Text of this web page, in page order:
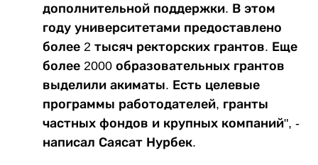
дополнительной поддержки. В этом
году университетами предоставлено
более 2 тысяч ректорских грантов. Еще
более 2000 образовательных грантов
выделили акиматы. Есть целевые
программы работодателей, гранты
частных фондов и крупных компаний", -
написал Саясат Нурбек.